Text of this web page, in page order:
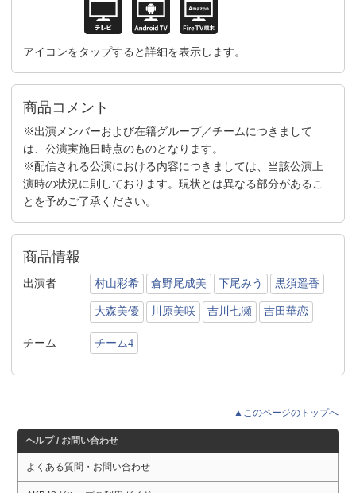
アイコンをタップすると詳細を表示します。
商品コメント
※出演メンバーおよび在籍グループ／チームにつきまして
は、公演実施日時点のものとなります。
※配信される公演における内容につきましては、当該公演上
演時の状況に則しております。現状とは異なる部分があるこ
とを予めご了承ください。
商品情報
出演者 村山彩希 倉野尾成美 下尾みう 黒須遥香
大森美優 川原美咲 吉川七瀬 吉田華恋
チーム チーム4
▲このページのトップへ
ヘルプ / お問い合わせ
よくある質問・お問い合わせ